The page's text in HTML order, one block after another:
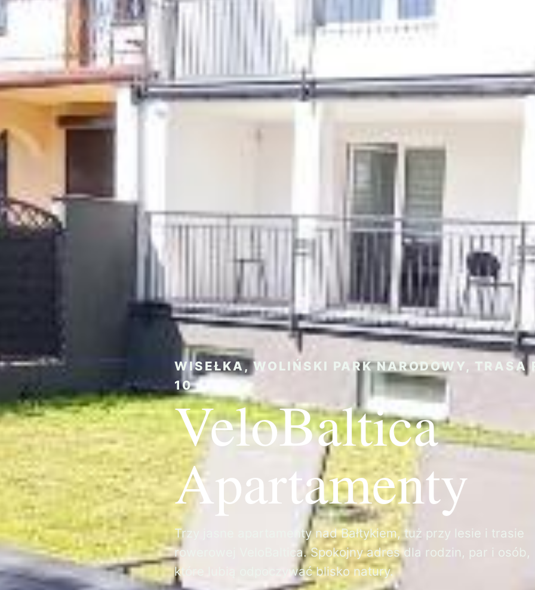
WISEŁKA, WOLIŃSKI PARK NARODOWY, TRASA
10
VeloBaltica
Apartamenty
Trzy jasne apartamenty nad Bałtykiem, tuż przy lesie i trasie
rowerowej VeloBaltica. Spokojny adres dla rodzin, par i osób,
które lubią odpoczywać blisko natury.